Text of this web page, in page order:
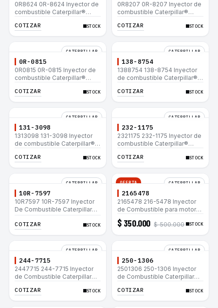
0R8624 0R-8624 Inyector de
combustible Caterpillar®
657E 631E 988F II
COTIZAR STOCK
0R8207 0R-8207 Inyector de
combustible Caterpillar®
657E 631E 988F II
COTIZAR STOCK
CATERPILLAR
0R-0815
0R0815 0R-0815 Inyector de
combustible Caterpillar®
657E 631E 988F II
COTIZAR STOCK
CATERPILLAR
138-8754
1388754 138-8754 Inyector
de combustible Caterpillar®
657E 631E 988F II
COTIZAR STOCK
CATERPILLAR
131-3098
1313098 131-3098 Inyector
de combustible Caterpillar®
657E 631E 988F II
COTIZAR STOCK
CATERPILLAR
232-1175
2321175 232-1175 Inyector de
combustible Caterpillar®
657E 631E 988F II
COTIZAR STOCK
CATERPILLAR
10R-7597
10R7597 10R-7597 Inyector
De Combustible Caterpillar®
320C 320C L
COTIZAR STOCK
OFERTA CATERPILLAR
2165478
2165478 216-5478 Inyector
de Combustible para motor
Caterpillar 3044C
minicargador 236B 246B
$ 350.000 $ 500.000 STOCK
CATERPILLAR
244-7715
2447715 244-7715 Inyector
de Combustible Caterpillar®
980H
COTIZAR STOCK
CATERPILLAR
250-1306
2501306 250-1306 Inyector
de Combustible Caterpillar®
3516C 854G 992G
COTIZAR STOCK